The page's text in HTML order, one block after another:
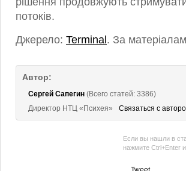
потоків.
Джерело: Terminal . За
Автор:
Сергей Сапегин (Всего статей: 3386)
Директор НТЦ «Психея»
Связаться с
Если вы нашли в
нажмите Ctrl+Enter